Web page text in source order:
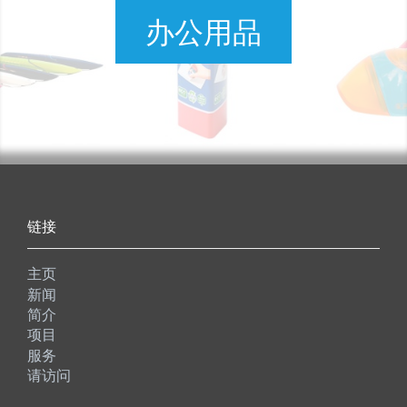
办公用品
链接
主页
新闻
简介
项目
服务
请访问